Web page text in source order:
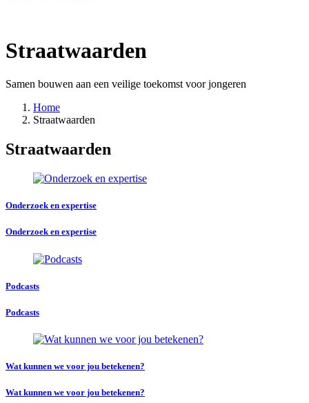
Straatwaarden
Samen bouwen aan een veilige toekomst voor jongeren
Home
Straatwaarden
Straatwaarden
Onderzoek en expertise
Onderzoek en expertise
Podcasts
Podcasts
Wat kunnen we voor jou betekenen?
Wat kunnen we voor jou betekenen?